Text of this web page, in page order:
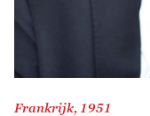
Frankrijk, 1951